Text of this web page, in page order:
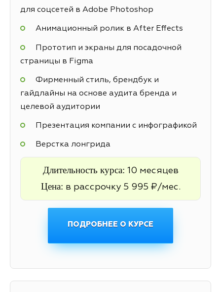
для соцсетей в Adobe Photoshop
Анимационный ролик в After Effects
Прототип и экраны для посадочной
страницы в Figma
Фирменный стиль, брендбук и
гайдлайны на основе аудита бренда и
целевой аудитории
Презентация компании с инфографикой
Верстка лонгрида
Длительность курса: 10 месяцев
Цена: в рассрочку 5 995 ₽/мес.
ПОДРОБНЕЕ О КУРСЕ